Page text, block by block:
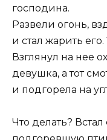
господина.
Развели огонь,
и стал жарить
Взглянул на нее
девушка, а тот
и подгорела на
Что делать?